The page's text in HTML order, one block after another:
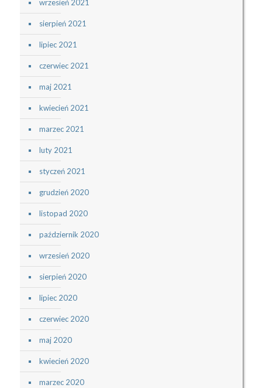
wrzesień 2021
sierpień 2021
lipiec 2021
czerwiec 2021
maj 2021
kwiecień 2021
marzec 2021
luty 2021
styczeń 2021
grudzień 2020
listopad 2020
październik 2020
wrzesień 2020
sierpień 2020
lipiec 2020
czerwiec 2020
maj 2020
kwiecień 2020
marzec 2020